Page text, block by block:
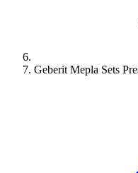
Geberit Mepla Sets